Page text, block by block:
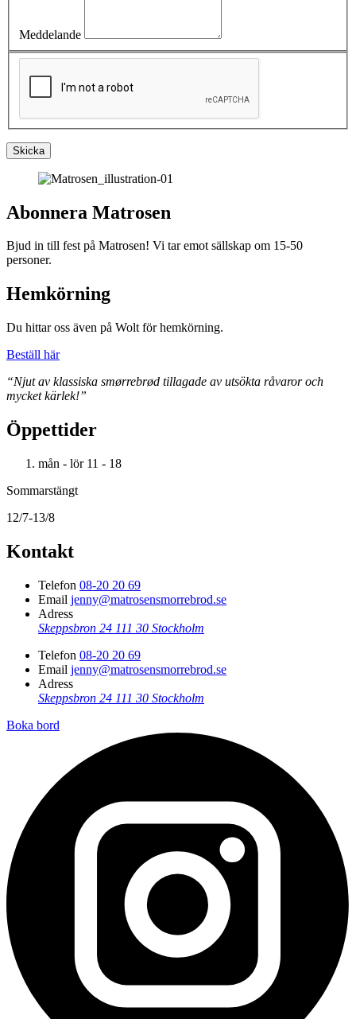
Meddelande
Skicka
Abonnera Matrosen
Bjud in till fest på Matrosen! Vi tar emot sällskap om 15-50
personer.
Hemkörning
Du hittar oss även på Wolt för hemkörning.
Beställ här
“Njut av klassiska smørrebrød tillagade av utsökta råvaror och
mycket kärlek!”
Öppettider
mån - lör 11 - 18
Sommarstängt
12/7-13/8
Kontakt
Telefon 08-20 20 69
Email jenny@matrosensmorrebrod.se
Adress
Skeppsbron 24 111 30 Stockholm
Telefon 08-20 20 69
Email jenny@matrosensmorrebrod.se
Adress
Skeppsbron 24 111 30 Stockholm
Boka bord